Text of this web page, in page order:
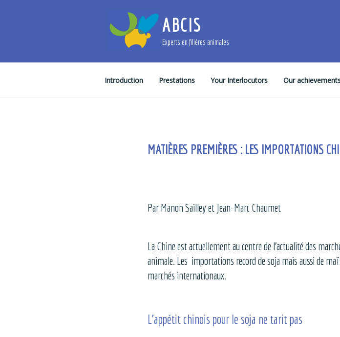
ABCIS
Experts en filières animales
Introduction Prestations Your Interlocutors Our
MATIÈRES PREMIÈRES : LES IMPORTATIONS
Par Manon Sailley et Jean-Marc Chaumet
La Chine est actuellement au centre de l’actualité des
animale. Les importations record de soja mais aussi de
marchés internationaux.
L’appétit chinois pour le soja ne tarit pas